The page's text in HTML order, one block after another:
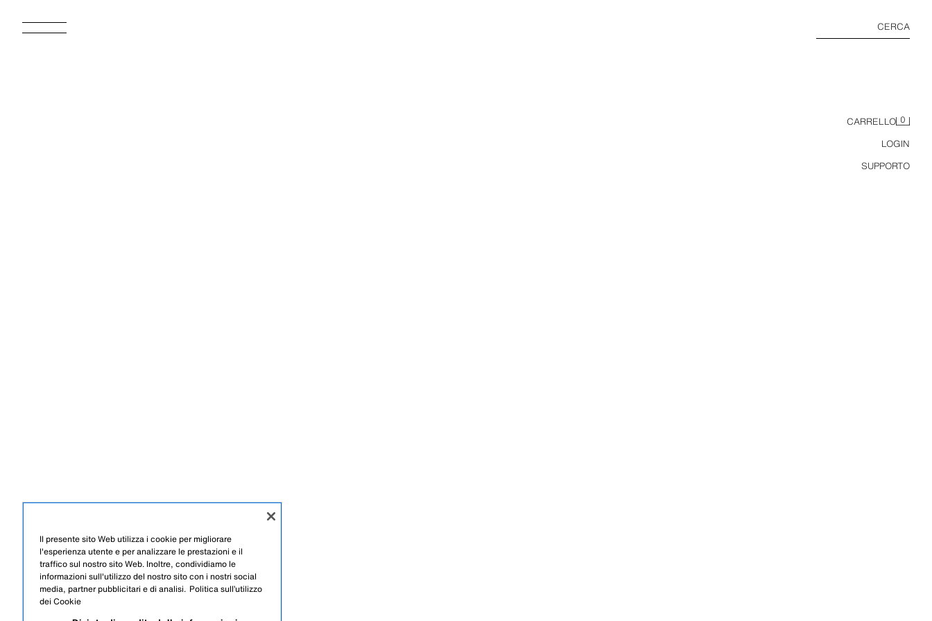
CERCA
CARRELLO 0
LOGIN
SUPPORTO
Il presente sito Web utilizza i cookie per migliorare
l'esperienza utente e per analizzare le prestazioni e il
traffico sul nostro sito Web. Inoltre, condividiamo le
informazioni sull'utilizzo del nostro sito con i nostri social
media, partner pubblicitari e di analisi. Politica sull’utilizzo
dei Cookie